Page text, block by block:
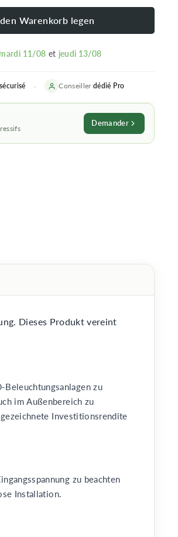
Warenkorb legen
mardi 11/08 et jeudi 13/08
sécurisé Conseillerdédié Pro
Demander
Dieses Produkt vereint
zu
im Außenbereich zu
Investitionsrendite
zu beachten
Installation.